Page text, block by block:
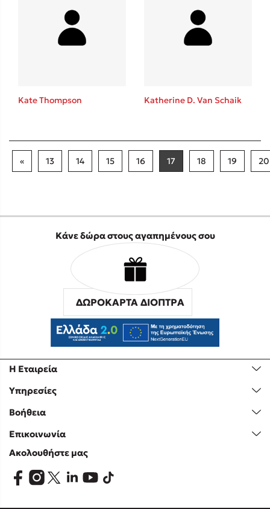
Kate Thompson Katherine D. Van Schaik
« 13 14 15 16 17 18 19 20
Η Εταιρεία
Υπηρεσίες
Βοήθεια
Επικοινωνία
Κάνε δώρα στους αγαπημένους σου
ΔΩΡΟΚΑΡΤΑ ΔΙΟΠΤΡΑ
Ακολουθήστε μας